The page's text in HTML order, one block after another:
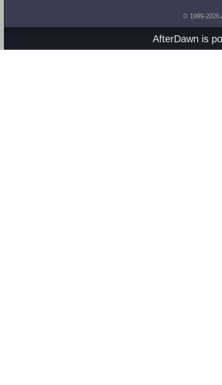
© 1999-2026
AfterDawn is